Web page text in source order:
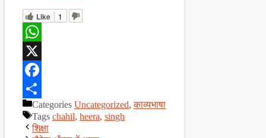
Like 1
WhatsApp
X
Facebook
ShareCategories Uncategorized,काव्यभाषा
Tags chahil, heera, singh
शिक्षा